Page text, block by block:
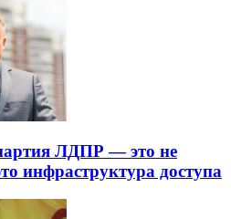
ЛДПР — это не
инфраструктура доступа